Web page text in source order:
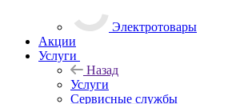
Электротовары
Акции
Услуги
Назад
Услуги
Сервисные службы